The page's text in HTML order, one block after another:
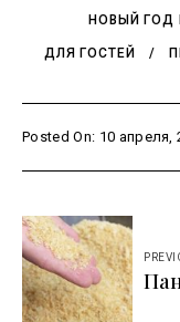
НОВЫЙ ГОД
ДЛЯ ГОСТЕЙ
Posted On: 10 апреля,
Навигация
по
записям